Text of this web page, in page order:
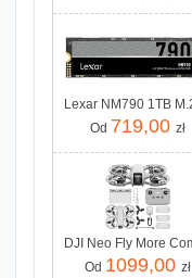
Od 719,00 zł
Od 1099,00 zł